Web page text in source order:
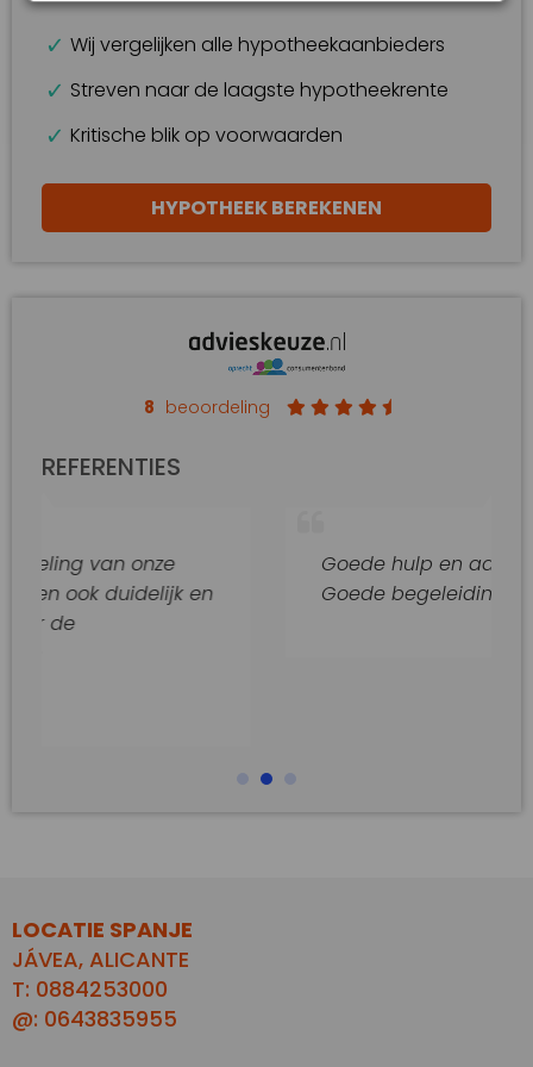
Wij vergelijken alle hypotheekaanbieders
Streven naar de laagste hypotheekrente
Kritische blik op voorwaarden
HYPOTHEEK BEREKENEN
8 beoordeling
REFERENTIES
onze
duidelijk en
Goede hulp en adviezen.
Goede begeleiding van dit
LOCATIE SPANJE
JÁVEA, ALICANTE
T: 0884253000
@: 0643835955